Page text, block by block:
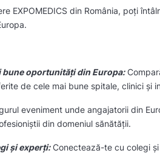
EXPOMEDICS din România, poți
bune oportunități din Europa:
de cele mai bune spitale, clinici și
eveniment unde angajatorii din
din domeniul sănătății.
și experți:Conectează-te cu colegi